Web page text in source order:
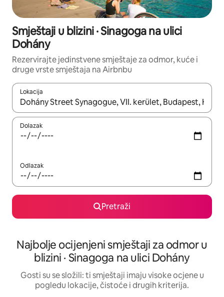
Smještaji u blizini · Sinagoga na ulici
Dohány
Rezervirajte jedinstvene smještaje za odmor, kuće i
druge vrste smještaja na Airbnbu
Lokacija
Kada budu dostupni rezultati, moći ćete ih pregledati
Dolazak
Odlazak
Pretraži
Najbolje ocijenjeni smještaji za odmor u
blizini · Sinagoga na ulici Dohány
Gosti su se složili: ti smještaji imaju visoke ocjene u
pogledu lokacije, čistoće i drugih kriterija.